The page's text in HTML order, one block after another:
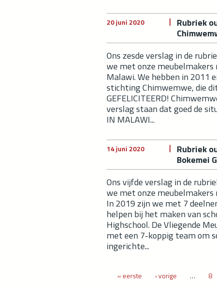
20 juni 2020
Rubriek
Ons zesde verslag in de
we met onze
Malawi. We hebben in 2011
stichting Chimwemwe, die
GEFELICITEERD!
verslag staan dat goed de
IN MALAWI...
14 juni 2020
Rubriek
Bokemei
Ons vijfde verslag in de
we met onze meubelmakers
In 2019 zijn we met 7
helpen bij het maken van
Highschool. De Vliegende
met een 7-koppig team om
ingerichte...
Pagina's
« eerste ‹ vorige … 8